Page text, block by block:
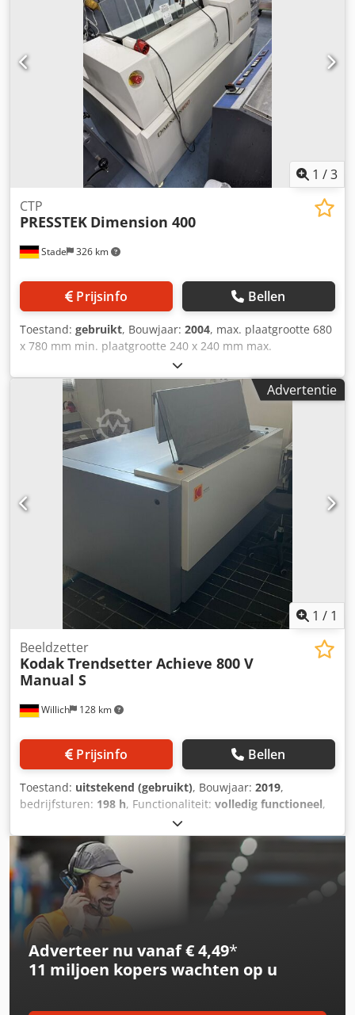
verbruiksgoederen en eventuele andere factoren.
1 /3
Stade 326 km
CTP
PRESSTEK Dimension 400
Prijsinfo Bellen
Toestand: gebruikt, Bouwjaar: 2004, max. plaatgrootte 680
x 780 mm min. plaatgrootte 240 x 240 mm max.
plaatcapaciteit 20 st./u Dwodszgxbwjpfx Acdoa Chemievrij
Advertentie
1 / 1
Willich 128 km
Beeldzetter
KodakTrendsetter Achieve 800 V
Manual S
Prijsinfo Bellen
Toestand: uitstekend (gebruikt), Bouwjaar: 2019,
bedrijfsturen: 198 h, Functionaliteit: volledig functioneel,
Magnus Trendsetter, model TEE, bouwjaar 2019,
handgeschakelde versie, geschikt voor 800 V. Djdpezlr H
Dsfx Acdowa
Adverteer nu vanaf € 4,49*
11 miljoen koperswachten op u